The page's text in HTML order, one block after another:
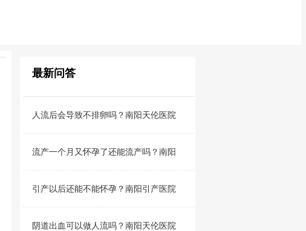
最新问答
人流后会导致不排卵吗？南阳天伦医院
流产一个月又怀孕了还能流产吗？南阳
引产以后还能不能怀孕？南阳引产医院
阴道出血可以做人流吗？南阳天伦医院